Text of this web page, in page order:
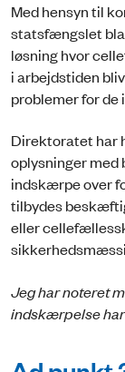
Med hensyn til
statsfængslet
løsning hvor
i arbejdstiden
problemer for de
Direktoratet har
oplysninger
indskærpe over
tilbydes
eller
Jeg har noteret
indskærpelse